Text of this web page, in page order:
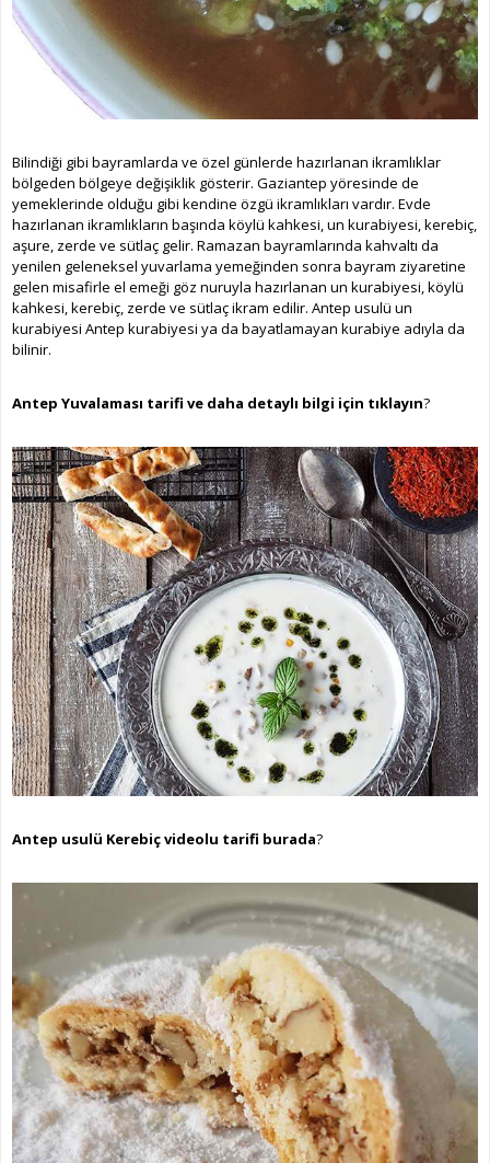
Bilindiği gibi bayramlarda ve özel günlerde hazırlanan ikramlıklar
bölgeden bölgeye değişiklik gösterir. Gaziantep yöresinde de
yemeklerinde olduğu gibi kendine özgü ikramlıkları vardır. Evde
hazırlanan ikramlıkların başında köylü kahkesi, un kurabiyesi, kerebiç,
aşure, zerde ve sütlaç gelir. Ramazan bayramlarında kahvaltı da
yenilen geleneksel yuvarlama yemeğinden sonra bayram ziyaretine
gelen misafirle el emeği göz nuruyla hazırlanan un kurabiyesi, köylü
kahkesi, kerebiç, zerde ve sütlaç ikram edilir. Antep usulü un
kurabiyesi Antep kurabiyesi ya da bayatlamayan kurabiye adıyla da
bilinir.
Antep Yuvalaması tarifi ve daha detaylı bilgi için tıklayın?
Antep usulü Kerebiç videolu tarifi burada?